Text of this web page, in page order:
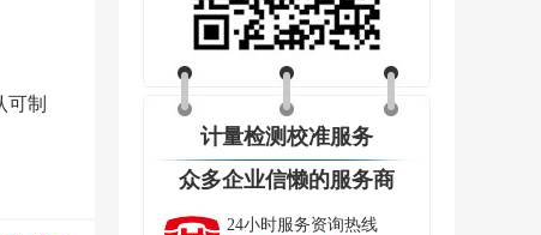
可制
计量检测校准服务
众多企业信懒的服务商
24小时服务资询热线